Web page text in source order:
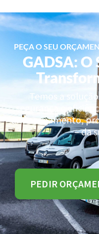
PEÇA O SEU
GADSA: O
Temos a
segurança e
armazenamento,
– da
PEDIR